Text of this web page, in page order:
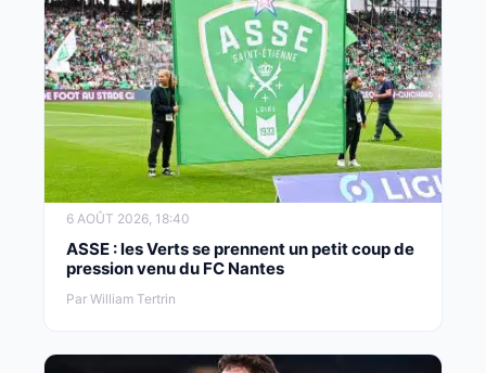
6 AOÛT 2026, 18:40
ASSE : les Verts se prennent un petit coup de
pression venu du FC Nantes
Par William Tertrin